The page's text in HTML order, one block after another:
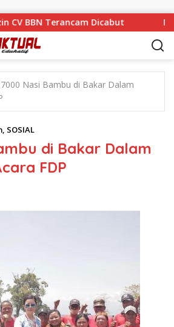
Terancam Dicabut
7000 Nasi Bambu di Bakar Dalam
, SOSIAL
di Bakar Dalam
FDP